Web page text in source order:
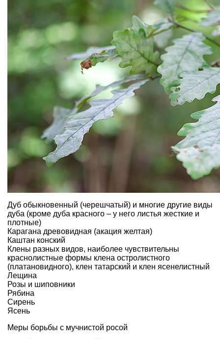
Дуб обыкновенный (черешчатый) и многие другие виды
дуба (кроме дуба красного – у него листья жесткие и
плотные)
Карагана древовидная (акация желтая)
Каштан конский
Клены разных видов, наиболее чувствительны
краснолистные формы клена остролистного
(платановидного), клен татарский и клен ясенелистный
Лещина
Розы и шиповники
Рябина
Сирень
Ясень
Меры борьбы с мучнистой росой